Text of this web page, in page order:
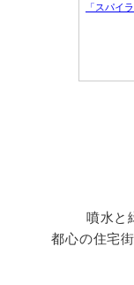
噴水と
都心の住宅